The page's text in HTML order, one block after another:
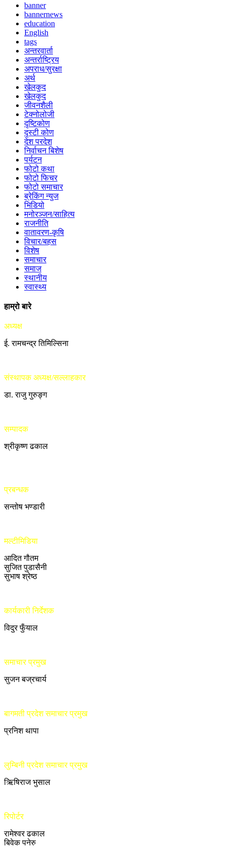
banner
bannernews
education
English
tags
अन्तरवार्ता
अन्तर्राष्ट्रिय
अपराध/सुरक्षा
अर्थ
खेलकुद
खेलकुद
जीवनशैली
टेक्नोलोजी
दृष्टिकोण
दृस्टी कोण
देश परदेश
निर्वाचन बिशेष
पर्यटन
फोटो कथा
फोटो फिचर
फोटो समाचार
ब्रेकिंग न्युज
भिडियो
मनोरञ्जन/साहित्य
राजनीति
वातावरण-कृषि
विचार/बहस
विशेष
समाचार
समाज
स्थानीय
स्वास्थ्य
हाम्रो बारे
अध्यक्ष
ई. रामचन्द्र तिमिल्सिना
संस्थापक अध्यक्ष/सल्लाहकार
डा. राजु गुरुङ्ग
सम्पादक
श्रीकृष्ण ढकाल
प्रबन्धक
सन्तोष भण्डारी
मल्टीमिडिया
आदित गौतम
सुजित पुडासैनी
सुभाष श्रेष्ठ
कार्यकारी निर्देशक
विदुर फुँयाल
समाचार प्रमुख
सुजन बज्रचार्य
बागमती प्रदेश समाचार प्रमुख
प्रनिश थापा
लुम्बिनी प्रदेश समाचार प्रमुख
ऋिषिराज भुसाल
रिपोर्टर
रामेश्वर ढकाल
बिवेक पनेरु